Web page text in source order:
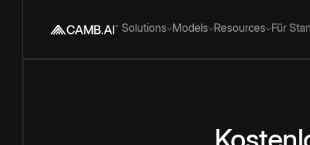
Solutions Models Resources Für